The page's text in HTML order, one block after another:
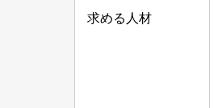
求める人材